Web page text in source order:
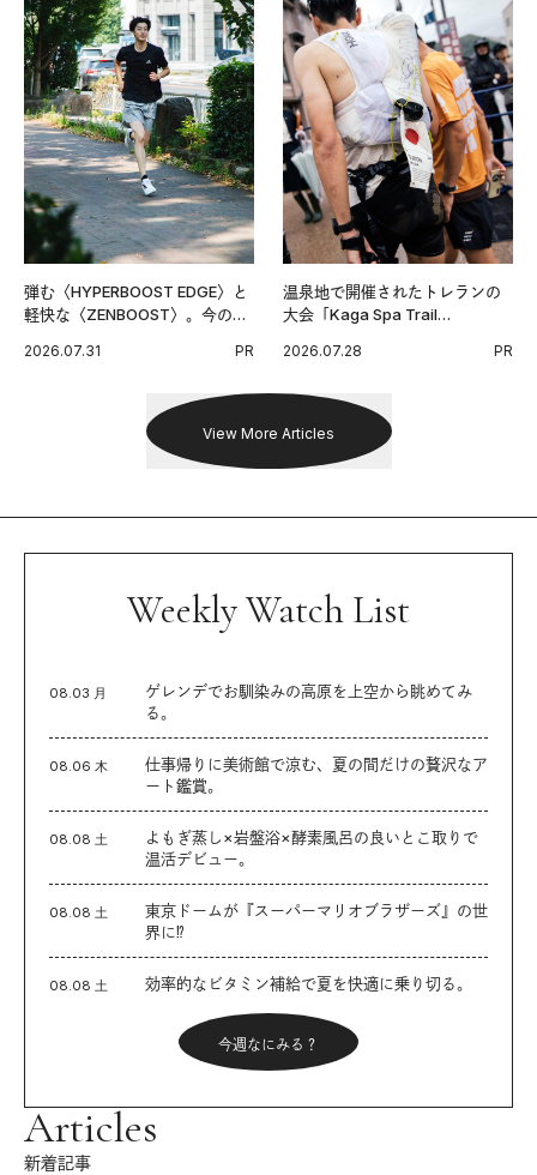
弾む〈HYPERBOOST EDGE〉と
軽快な〈ZENBOOST〉。今の時
出した新機軸。
2026.07.31 PR
温泉地で開催されたトレランの
大会「Kaga Spa Trail
戦を夢見るランナーたちの奮闘
2026.07.28 PR
View More Articles
Weekly Watch List
08.03 月
ゲレンデでお馴染みの高原を上空から眺めてみ
る。
08.06 木
仕事帰りに美術館で涼む、夏の間だけの贅沢なア
ート鑑賞。
08.08 土
よもぎ蒸し×岩盤浴×酵素風呂の良いとこ取りで
温活デビュー。
08.08 土
東京ドームが『スーパーマリオブラザーズ』の世
界に⁉︎
08.08 土 効率的なビタミン補給で夏を快適に乗り切る。
今週なにみる？
Articles
新着記事